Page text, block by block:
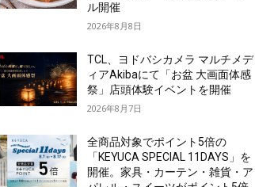
ル開催
2026年8月8日
TCL、ヨドバシカメラ マルチメデ
ィアAkibaにて「お盆 大画面体感
祭」店頭体験イベントを開催
2026年8月7日
全商品対象でポイント5倍の
「KEYUCA SPECIAL 11DAYS」を
開催。家具・カーテン・雑貨・ア